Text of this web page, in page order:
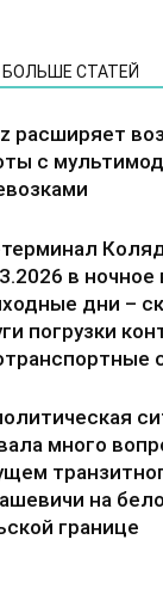
БОЛЬШЕ СТАТЕЙ
расширяет
с
в ночное
дни –
погрузки
много
на
границе